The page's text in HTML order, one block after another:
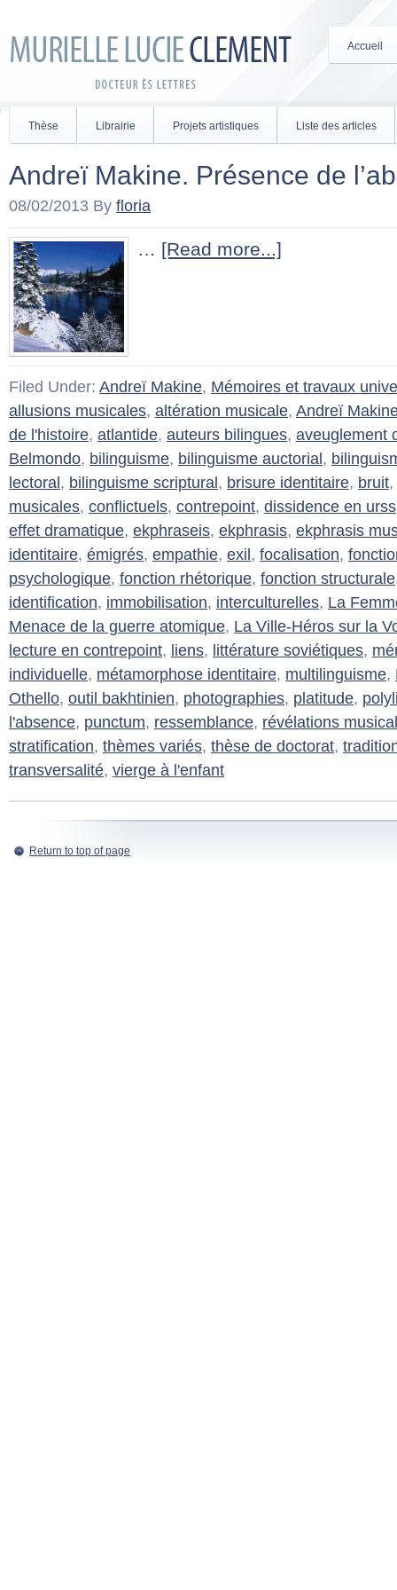
Accueil
Thèse Librairie Projets artistiques Liste des articles
Andreï Makine. Présence de
08/02/2013 By floria
… [Read more...]
Filed Under: Andreï Makine, Mémoires et travaux
allusions musicales, altération musicale, Andreï
de l'histoire, atlantide, auteurs bilingues, aveuglement
Belmondo, bilinguisme, bilinguisme auctorial ,
lectoral , bilinguisme scriptural , brisure identitaire, bruit,
musicales, conflictuels, contrepoint, dissidence en urss
effet dramatique, ekphraseis, ekphrasis, ekphrasis
identitaire, émigrés, empathie, exil , focalisation,
psychologique, fonction rhétorique, fonction structurale
identification, immobilisation, interculturelles, La
Menace de la guerre atomique, La Ville-Héros sur la
lecture en contrepoint, liens, littérature soviétiques,
individuelle, métamorphose identitaire, multilinguisme,
Othello, outil bakhtinien, photographies, platitude,
l'absence, punctum, ressemblance, révélations
stratification, thèmes variés, thèse de doctorat,
transversalité, vierge à l'enfant
Return to top of page